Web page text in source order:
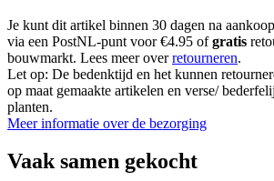
Je kunt dit artikel binnen 30 dagen na
via een PostNL-punt voor €4.95 ofgratis
bouwmarkt. Lees meer overretourneren.
Let op: De bedenktijd en het kunnen
op maat gemaakte artikelen en verse/
planten.
Meer informatie over de bezorging
Vaak samen gekocht